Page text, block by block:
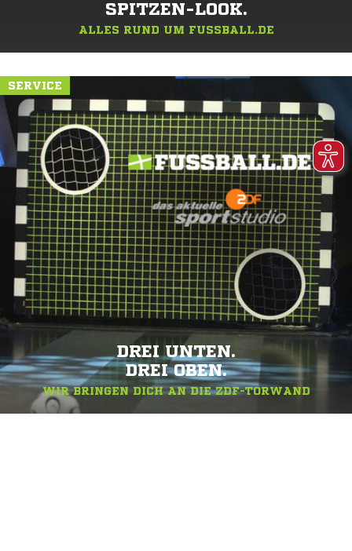
SPITZEN-LOOK.
ALLES RUND UM FUSSBALL.DE
SERVICE
DREI UNTEN.
DREI OBEN.
WIR BRINGEN DICH AN DIE ZDF-TORWAND